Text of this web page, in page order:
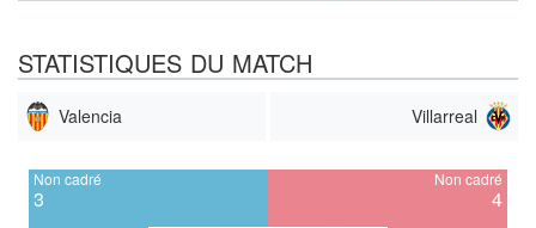
STATISTIQUES DU MATCH
Valencia Villarreal
Non cadré
3
Non cadré
4